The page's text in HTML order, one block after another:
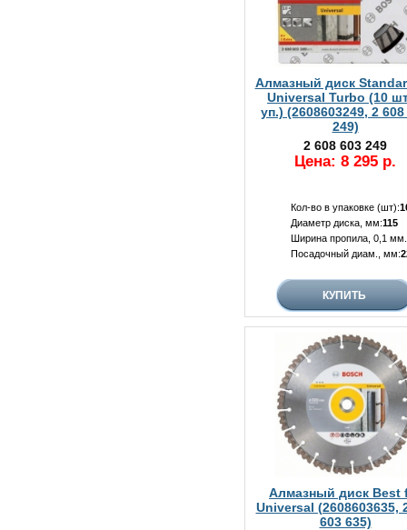
Алмазный диск
Universal Turbo (10
уп.) (2608603249, 2 608
249)
2 608 603 249
Цена: 8 295 р.
Кол-во в упаковке (шт):
Диаметр диска, мм:115
Ширина пропила, 0,1
Посадочный диам., мм:
Алмазный диск Best
Universal (2608603635,
603 635)